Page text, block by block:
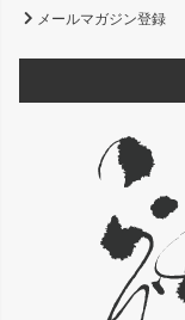
メールマガジン登録